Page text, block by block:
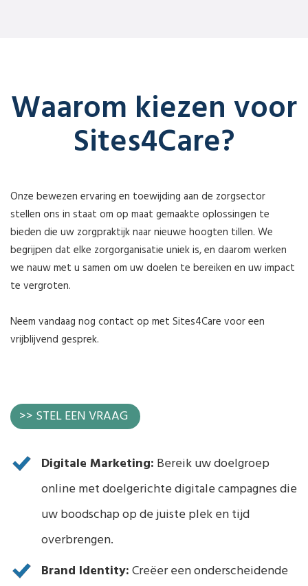
Waarom kiezen voor
Sites4Care?
Onze bewezen ervaring en toewijding aan de zorgsector
stellen ons in staat om op maat gemaakte oplossingen te
bieden die uw zorgpraktijk naar nieuwe hoogten tillen. We
begrijpen dat elke zorgorganisatie uniek is, en daarom werken
we nauw met u samen om uw doelen te bereiken en uw impact
te vergroten.
Neem vandaag nog contact op met Sites4Care voor een
vrijblijvend gesprek.
>> STEL EEN VRAAG
Digitale Marketing: Bereik uw doelgroep
online met doelgerichte digitale campagnes die
uw boodschap op de juiste plek en tijd
overbrengen.
Brand Identity:Creëer een onderscheidende